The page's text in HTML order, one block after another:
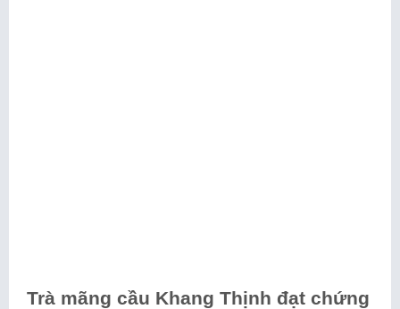
Trà mãng cầu Khang Thịnh đạt chứng